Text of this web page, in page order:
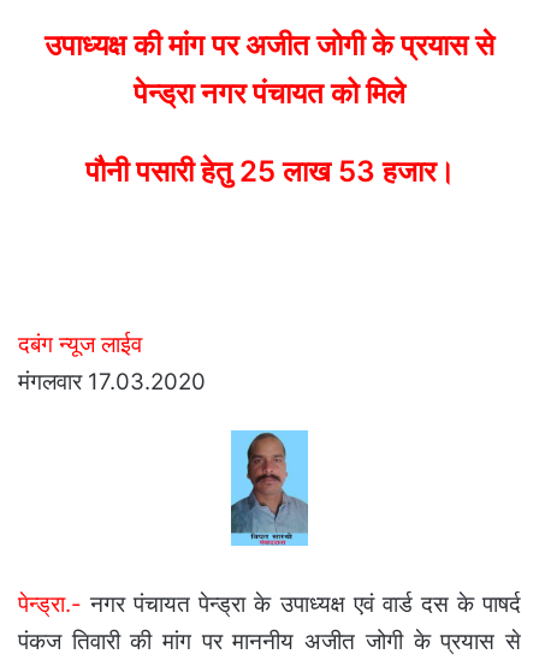
उपाध्यक्ष की मांग पर अजीत जोगी के प्रयास से
पेन्ड्रा नगर पंचायत को मिले
पौनी पसारी हेतु 25 लाख 53 हजार।
दबंग न्यूज लाईव
मंगलवार 17.03.2020
पेन्ड्रा.- नगर पंचायत पेन्ड्रा के उपाध्यक्ष एवं वार्ड दस के पाषर्द
पंकज तिवारी की मांग पर माननीय अजीत जोगी के प्रयास से